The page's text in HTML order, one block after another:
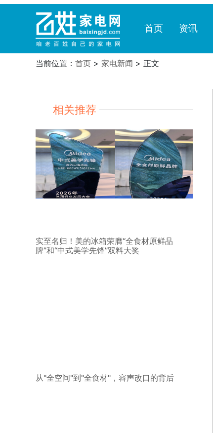
首页 资讯
当前位置： 首页 > 家电新闻 > 正文
相关推荐
实至名归！美的冰箱荣膺“全食材原鲜品
牌”和“中式美学先锋”双料大奖
从"全空间"到"全食材"，容声改口的背后